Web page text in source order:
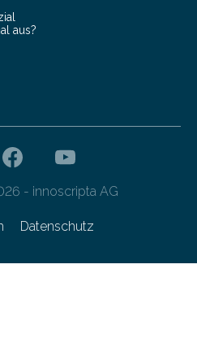
aus?
- innoscripta AG
Datenschutz